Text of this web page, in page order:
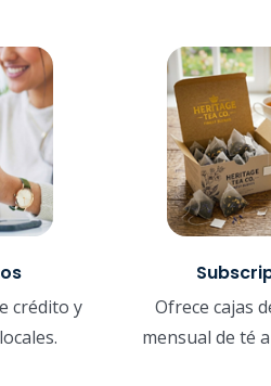
crédito y
Ofrece cajas
mensual de té